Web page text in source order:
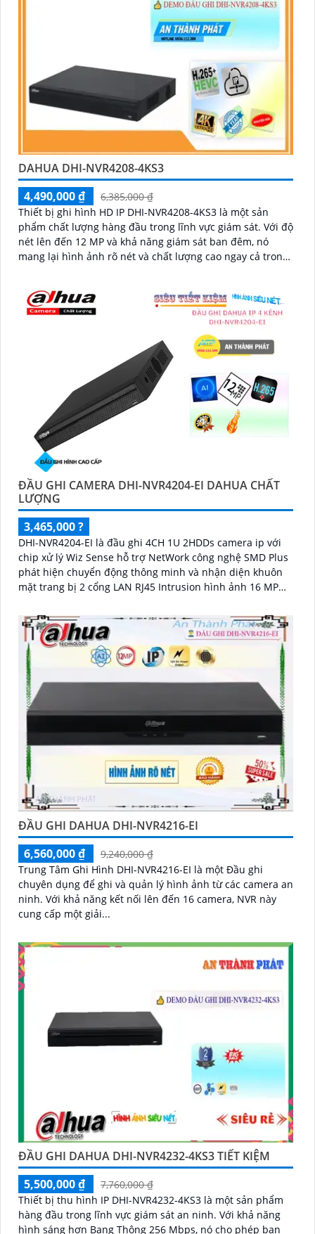
DAHUA DHI-NVR4208-4KS3
4,490,000 ₫
6,385,000 ₫
Thiết bị ghi hình HD IP DHI-NVR4208-4KS3 là một sản
phẩm chất lượng hàng đầu trong lĩnh vực giám sát. Với độ
nét lên đến 12 MP và khả năng giám sát ban đêm, nó
mang lại hình ảnh rõ nét và chất lượng cao ngay cả trong
ĐẦU GHI CAMERA DHI-NVR4204-EI DAHUA CHẤT
LƯỢNG
3,465,000 ?
DHI-NVR4204-EI là đầu ghi 4CH 1U 2HDDs camera ip với
chip xử lý Wiz Sense hỗ trợ NetWork công nghệ SMD Plus
phát hiện chuyển động thông minh và nhận diện khuôn
mặt trang bị 2 cổng LAN RJ45 Intrusion hình ảnh 16 MP
ĐẦU GHI DAHUA DHI-NVR4216-EI
6,560,000 ₫
9,240,000 ₫
Trung Tâm Ghi Hình DHI-NVR4216-EI là một Đầu ghi
chuyên dụng để ghi và quản lý hình ảnh từ các camera an
ninh. Với khả năng kết nối lên đến 16 camera, NVR này
cung cấp một giải...
ĐẦU GHI DAHUA DHI-NVR4232-4KS3 TIẾT KIỆM
5,500,000 ₫
7,760,000 ₫
Thiết bị thu hình IP DHI-NVR4232-4KS3 là một sản phẩm
hàng đầu trong lĩnh vực giám sát an ninh. Với khả năng
hình sáng hơn Bang Thông 256 Mbps, nó cho phép bạn